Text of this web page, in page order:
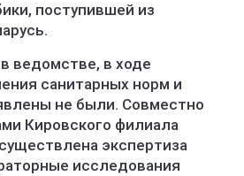
поступившей из
ведомстве, в ходе
санитарных норм и
не были. Совместно
Кировского филиала
экспертиза
исследования